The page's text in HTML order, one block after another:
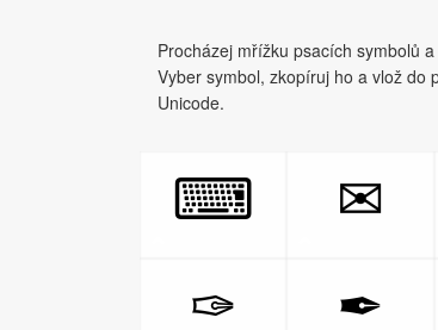
Procházej mřížku psacích symbolů
Vyber symbol, zkopíruj ho a vlož do
Unicode.
⌨ ✉
✑
✒